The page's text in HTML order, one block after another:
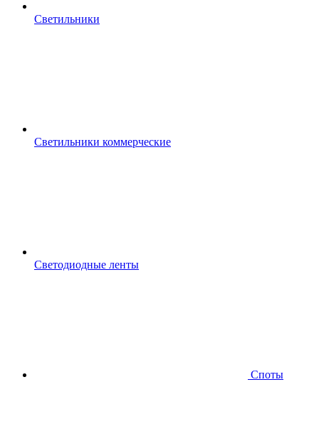
Светильники
Светильники коммерческие
Светодиодные ленты
Споты